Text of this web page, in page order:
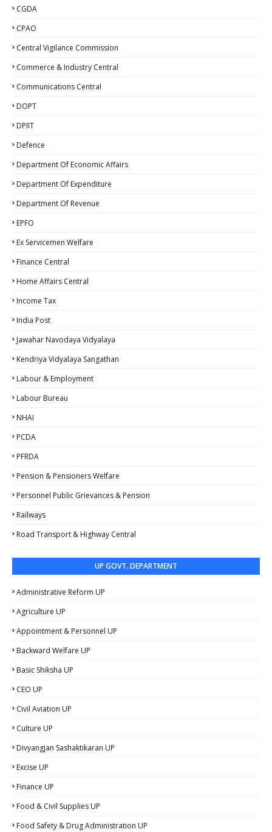
CGDA
CPAO
Central Vigilance Commission
Commerce & Industry Central
Communications Central
DOPT
DPIIT
Defence
Department Of Economic Affairs
Department Of Expenditure
Department Of Revenue
EPFO
Ex Servicemen Welfare
Finance Central
Home Affairs Central
Income Tax
India Post
Jawahar Navodaya Vidyalaya
Kendriya Vidyalaya Sangathan
Labour & Employment
Labour Bureau
NHAI
PCDA
PFRDA
Pension & Pensioners Welfare
Personnel Public Grievances & Pension
Railways
Road Transport & Highway Central
UP GOVT. DEPARTMENT
Administrative Reform UP
Agriculture UP
Appointment & Personnel UP
Backward Welfare UP
Basic Shiksha UP
CEO UP
Civil Aviation UP
Culture UP
Divyangjan Sashaktikaran UP
Excise UP
Finance UP
Food & Civil Supplies UP
Food Safety & Drug Administration UP